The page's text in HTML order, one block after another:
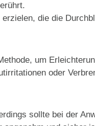
die die
um
oder
sollte bei der